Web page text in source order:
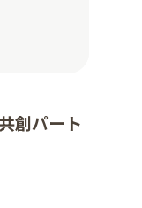
ェクト
く、継
創パート